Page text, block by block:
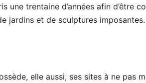
une trentaine d’années afin d’être
jardins et de sculptures imposantes.
elle aussi, ses sites à ne pas